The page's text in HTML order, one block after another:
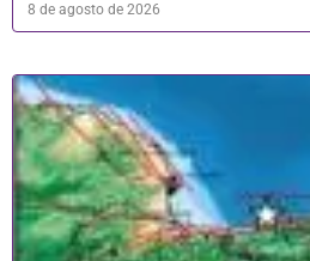
8 de agosto de 2026